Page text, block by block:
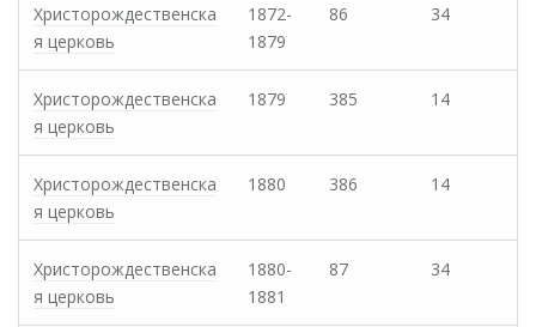
Христорождественска
я церковь
1872-
1879
86 34
Христорождественска
я церковь
1879 385 14
Христорождественска
я церковь
1880 386 14
Христорождественска
я церковь
1880-
1881
87 34